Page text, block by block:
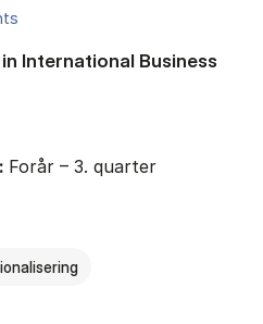
International Business
Forår – 3. quarter